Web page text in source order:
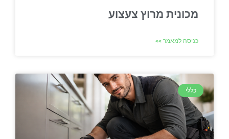
מכונית מרוץ צעצוע
כניסה למאמר >>
כללי